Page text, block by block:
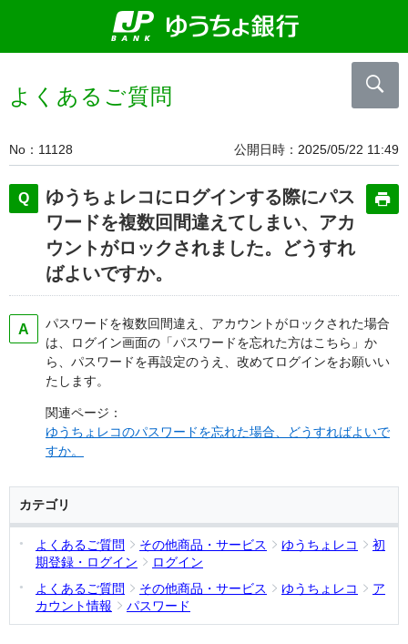
よくあるご質問
No 11128 公開日時 2025/05/22 11:49
ゆうちょレコにログインする際にパス
ワードを複数回間違えてしまい、アカ
ウントがロックされました。どうすれ
ばよいですか。
パスワードを複数回間違え、アカウントがロックされた場合
は、ログイン画面の「パスワードを忘れた方はこちら」か
ら、パスワードを再設定のうえ、改めてログインをお願いい
たします。
関連ページ：
ゆうちょレコのパスワードを忘れた場合、どうすればよいで
すか。
カテゴリ
よくあるご質問 その他商品・サービス ゆうちょレコ
初
期登録・ログイン
ログイン
よくあるご質問
その他商品・サービス ゆうちょレコ
ア
カウント情報
パスワード